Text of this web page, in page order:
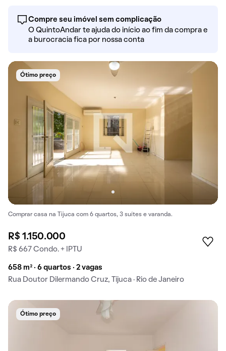
Compre seu imóvel sem complicação
O QuintoAndar te ajuda do início ao fim da compra e
a burocracia fica por nossa conta
Ótimo preço
Comprar casa na Tijuca com 6 quartos, 3 suítes e varanda.
R$ 1.150.000
R$ 667 Condo. + IPTU
658 m² · 6 quartos · 2 vagas
Rua Doutor Dilermando Cruz, Tijuca · Rio de Janeiro
Ótimo preço